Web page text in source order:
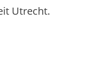
Utrecht.